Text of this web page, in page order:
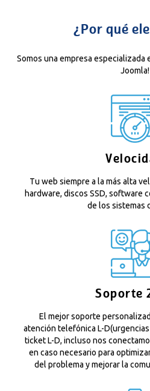
¿Por qué
Somos una empresa especializada
Joomla!
Tu web siempre a la más alta
hardware, discos SSD, software
de los sistemas
Soporte
El mejor soporte
atención telefónica L-D(urgencias
ticket L-D, incluso nos
en caso necesario para
del problema y mejorar la